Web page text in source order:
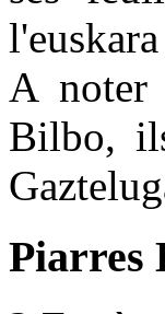
A noter
Bilbo,
Piarres